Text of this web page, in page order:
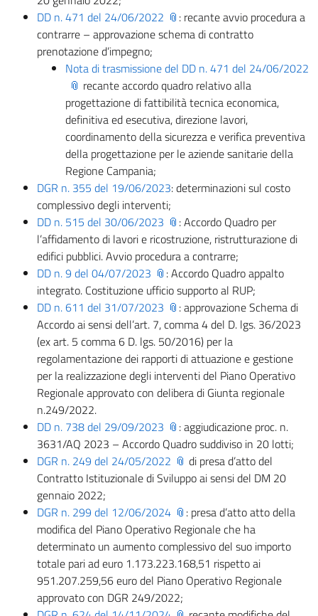
DD n. 471 del 24/06/2022
: recante avvio procedura a
contrarre – approvazione schema di contratto
prenotazione d’impegno;
Nota di trasmissione del DD n. 471 del 24/06/2022
recante accordo quadro relativo alla
progettazione di fattibilità tecnica economica,
definitiva ed esecutiva, direzione lavori,
coordinamento della sicurezza e verifica preventiva
della progettazione per le aziende sanitarie della
Regione Campania;
DGR n. 355 del 19/06/2023: determinazioni sul costo
complessivo degli interventi;
DD n. 515 del 30/06/2023
: Accordo Quadro per
l’affidamento di lavori e ricostruzione, ristrutturazione di
edifici pubblici. Avvio procedura a contrarre;
DD n. 9 del 04/07/2023
: Accordo Quadro appalto
integrato. Costituzione ufficio supporto al RUP;
DD n. 611 del 31/07/2023
: approvazione Schema di
Accordo ai sensi dell’art. 7, comma 4 del D. lgs. 36/2023
(ex art. 5 comma 6 D. lgs. 50/2016) per la
regolamentazione dei rapporti di attuazione e gestione
per la realizzazione degli interventi del Piano Operativo
Regionale approvato con delibera di Giunta regionale
n.249/2022.
DD n. 738 del 29/09/2023
: aggiudicazione proc. n.
3631/AQ 2023 – Accordo Quadro suddiviso in 20 lotti;
DGR n. 249 del 24/05/2022
di presa d’atto del
Contratto Istituzionale di Sviluppo ai sensi del DM 20
gennaio 2022;
DGR n. 299 del 12/06/2024
: presa d’atto atto della
modifica del Piano Operativo Regionale che ha
determinato un aumento complessivo del suo importo
totale pari ad euro 1.173.223.168,51 rispetto ai
951.207.259,56 euro del Piano Operativo Regionale
approvato con DGR 249/2022;